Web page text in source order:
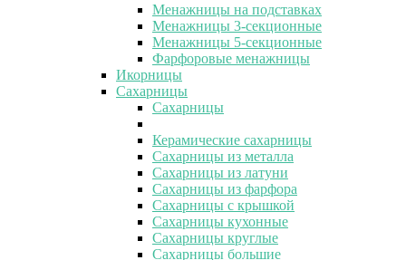
Менажницы на подставках
Менажницы 3-секционные
Менажницы 5-секционные
Фарфоровые менажницы
Икорницы
Сахарницы
Сахарницы
Керамические сахарницы
Сахарницы из металла
Сахарницы из латуни
Сахарницы из фарфора
Сахарницы с крышкой
Сахарницы кухонные
Сахарницы круглые
Сахарницы большие